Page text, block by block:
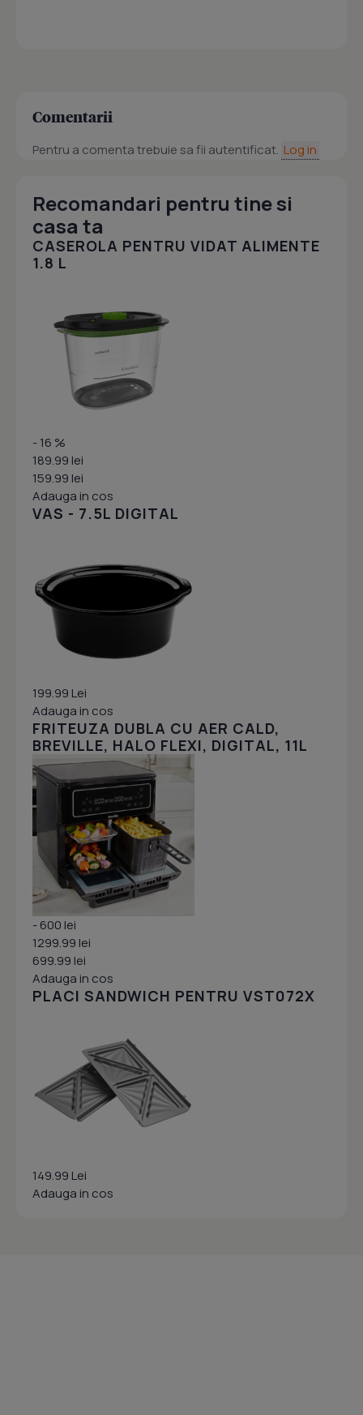
Comentarii
Pentru a comenta trebuie sa fii autentificat. Log in
Recomandari pentru tine si
casa ta
CASEROLA PENTRU VIDAT ALIMENTE
1.8 L
- 16 %
189.99 lei
159.99 lei
Adauga in cos
VAS - 7.5L DIGITAL
199.99 Lei
Adauga in cos
FRITEUZA DUBLA CU AER CALD,
BREVILLE, HALO FLEXI, DIGITAL, 11L
- 600 lei
1299.99 lei
699.99 lei
Adauga in cos
PLACI SANDWICH PENTRU VST072X
149.99 Lei
Adauga in cos